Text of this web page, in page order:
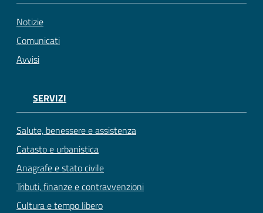
Notizie
Comunicati
Avvisi
SERVIZI
Salute, benessere e assistenza
Catasto e urbanistica
Anagrafe e stato civile
Tributi, finanze e contravvenzioni
Cultura e tempo libero